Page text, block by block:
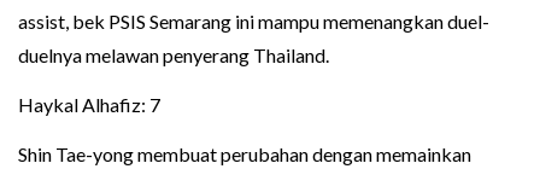
assist, bek PSIS Semarang ini mampu memenangkan duel-
duelnya melawan penyerang Thailand.
Haykal Alhafiz: 7
Shin Tae-yong membuat perubahan dengan memainkan